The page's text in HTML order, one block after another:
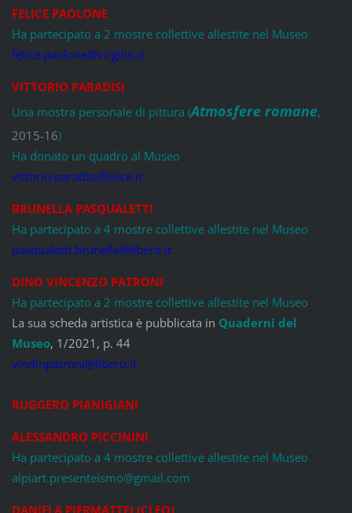
FELICE PAOLONE
Ha partecipato a 2 mostre collettive allestite nel Museo
felice.paolone@virgilio.it
VITTORIO PARADISI
Una mostra personale di pittura (Atmosfere romane,
2015-16)
Ha donato un quadro al Museo
vittorio.paradisi@alice.it
BRUNELLA PASQUALETTI
Ha partecipato a 4 mostre collettive allestite nel Museo
pasqualetti.brunella@libero.it
DINO VINCENZO PATRONI
Ha partecipato a 2 mostre collettive allestite nel Museo
La sua scheda artistica è pubblicata in Quaderni del
Museo, 1/2021, p. 44
vindinpatroni@libero.it
RUGGERO PIANIGIANI
ALESSANDRO PICCININI
Ha partecipato a 4 mostre collettive allestite nel Museo
alpiart.presenteismo@gmail.com